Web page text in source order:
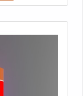
iluminação,